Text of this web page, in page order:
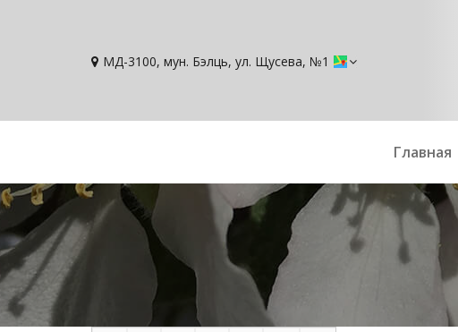
МД-3100, мун. Бэлць, ул. Щусева, №1
Главная